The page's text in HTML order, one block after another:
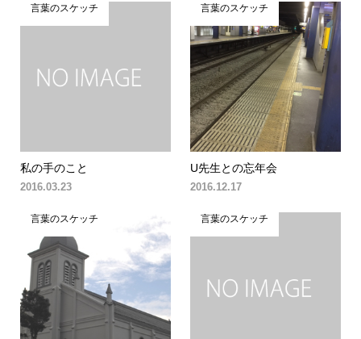
言葉のスケッチ
私の手のこと
2016.03.23
言葉のスケッチ
U先生との忘年会
2016.12.17
言葉のスケッチ 言葉のスケッチ